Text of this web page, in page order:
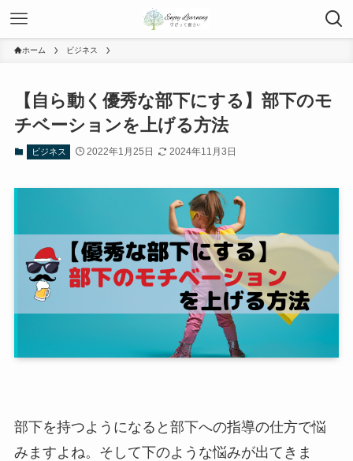
ホーム ビジネス
【自ら動く優秀な部下にする】部下のモ
チベーションを上げる方法
ビジネス 2022年1月25日 2024年11月3日
部下を持つようになると部下への指導の仕方で悩
みますよね。そして下のような悩みが出てきま